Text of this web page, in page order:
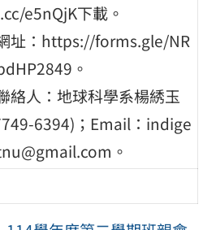
e5nQjK下載。
址：https://forms.gle/NR
。
絡人：地球科學系楊綉玉
6394)；Email：indige
。